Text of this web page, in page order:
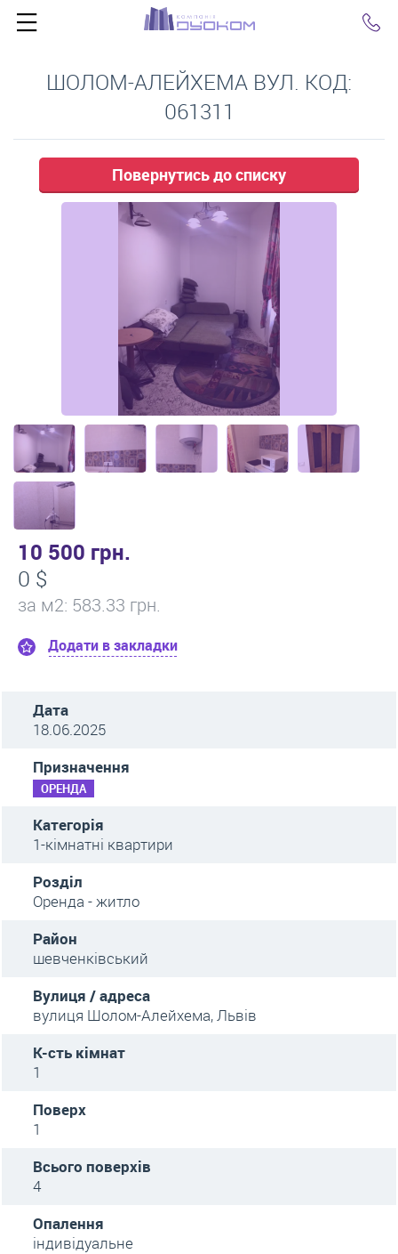
ШОЛОМ-АЛЕЙХЕМА ВУЛ. КОД:
061311
Повернутись до списку
10 500 грн.
0 $
за м2: 583.33 грн.
Додати в закладки
Дата
18.06.2025
Призначення
ОРЕНДА
Категорія
1-кімнатні квартири
Розділ
Оренда - житло
Район
шевченківський
Вулиця / адреса
вулиця Шолом-Алейхема, Львів
К-сть кімнат
1
Поверх
1
Всього поверхів
4
Опалення
індивідуальне